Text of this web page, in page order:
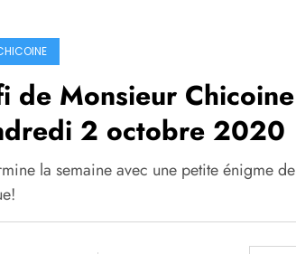
de Monsieur Chicoine
2 octobre 2020
la semaine avec une petite énigme de